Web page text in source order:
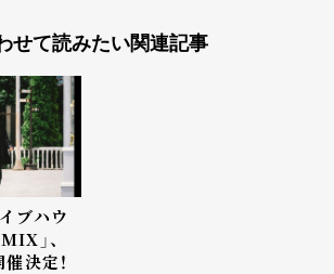
せて読みたい関連記事
ブハウ
」、
決定！